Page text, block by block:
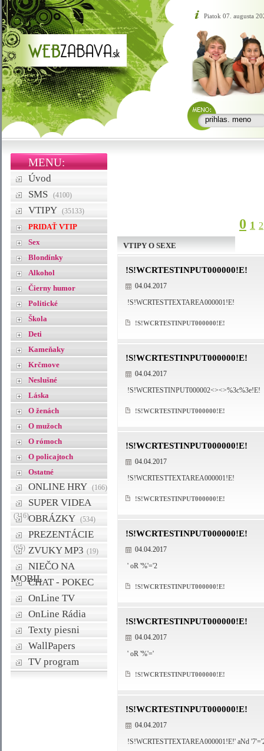
Piatok 07. augusta
MENU:
Úvod
SMS
(4100)
VTIPY (35133)
PRIDAŤ VTIP
Sex
Blondínky
Alkohol
Čierny humor
Politické
Škola
Deti
Kameňaky
Krčmove
Neslušné
Láska
O ženách
O mužoch
O rómoch
O policajtoch
Ostatné
ONLINE HRY (166)
SUPER VIDEA
(316)OBRÁZKY (534)
PREZENTÁCIE
(65) ZVUKY MP3 (19)
NIEČO NA
MOBILCHAT - POKEC
OnLine TV
OnLine Rádia
Texty piesni
WallPapers
TV program
0 1 2
VTIPY O SEXE
!S!WCRTESTINPUT000000!E!
04.04.2017
!S!WCRTESTTEXTAREA000001!E!
!S!WCRTESTINPUT000000!E!
!S!WCRTESTINPUT000000!E!
04.04.2017
!S!WCRTESTINPUT000002<><>%3c%3e!E!
!S!WCRTESTINPUT000000!E!
!S!WCRTESTINPUT000000!E!
04.04.2017
!S!WCRTESTTEXTAREA000001!E!
!S!WCRTESTINPUT000000!E!
!S!WCRTESTINPUT000000!E!
04.04.2017
' oR '%'='2
!S!WCRTESTINPUT000000!E!
!S!WCRTESTINPUT000000!E!
04.04.2017
' oR '%'='
!S!WCRTESTINPUT000000!E!
!S!WCRTESTINPUT000000!E!
04.04.2017
!S!WCRTESTTEXTAREA000001!E!' aNd